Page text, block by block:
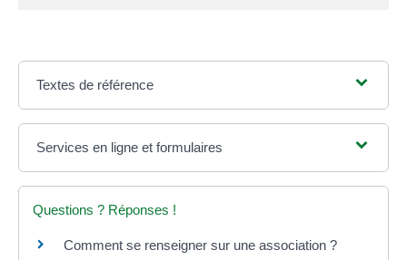
Textes de référence
Services en ligne et formulaires
Questions ? Réponses !
Comment se renseigner sur une association ?